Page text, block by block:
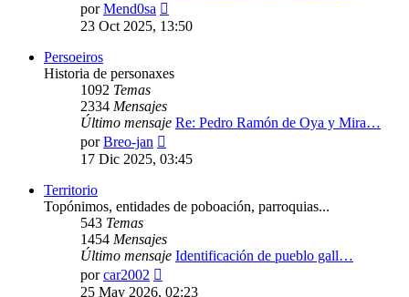
porMend0sa
último
23 Oct 2025, 13:50
Persoeiros
Historia de personaxes
1092 Temas
2334 Mensajes
Último mensaje Re: Pedro Ramón de Oya y Mira…
porBreo-jan
último
17 Dic 2025, 03:45
Territorio
Topónimos, entidades de poboación, parroquias...
543 Temas
1454 Mensajes
Último mensaje Identificación de pueblo gall…
porcar2002
último
25 May 2026, 02:23